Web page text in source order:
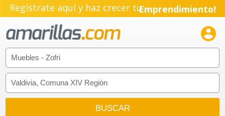
Regístrate aquí y haz crecer tuEmprendimiento!
